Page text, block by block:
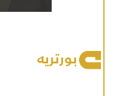
بورتريه